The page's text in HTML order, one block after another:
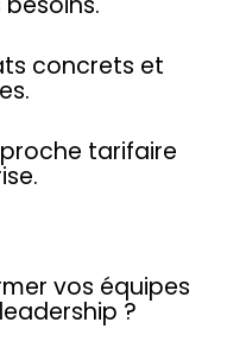
concrets et
tarifaire
vos équipes
?